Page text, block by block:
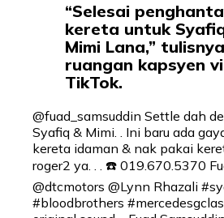
“Selesai
kereta untuk
Mimi Lana,”
ruangan kapsyen
TikTok.
@fuad_samsuddin Settle dah
Syafiq & Mimi. . Ini baru ada
kereta idaman & nak pakai
roger2 ya. . . ☎️ 019.670.5370
@dtcmotors @Lynn Rhazali
#bloodbrothers